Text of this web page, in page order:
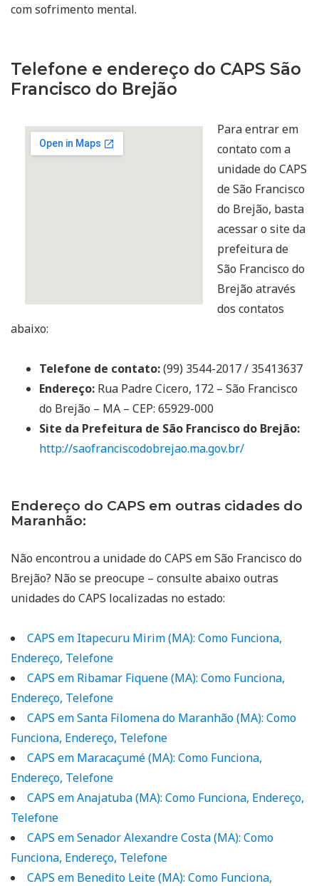
com sofrimento mental.
Telefone e endereço do CAPS São
Francisco do Brejão
Para entrar em
contato com a
unidade do CAPS
de São Francisco
do Brejão, basta
acessar o site da
prefeitura de
São Francisco do
Brejão através
dos contatos
abaixo:
Telefone de contato:(99) 3544-2017 / 35413637
Endereço: Rua Padre Cicero, 172 – São Francisco
do Brejão – MA – CEP: 65929-000
Site da Prefeitura de São Francisco do Brejão:
http://saofranciscodobrejao.ma.gov.br/
Endereço do CAPS em outras cidades do
Maranhão:
Não encontrou a unidade do CAPS em São Francisco do
Brejão? Não se preocupe – consulte abaixo outras
unidades do CAPS localizadas no estado:
CAPS em Itapecuru Mirim (MA): Como Funciona,
Endereço, Telefone
CAPS em Ribamar Fiquene (MA): Como Funciona,
Endereço, Telefone
CAPS em Santa Filomena do Maranhão (MA): Como
Funciona, Endereço, Telefone
CAPS em Maracaçumé (MA): Como Funciona,
Endereço, Telefone
CAPS em Anajatuba (MA): Como Funciona, Endereço,
Telefone
CAPS em Senador Alexandre Costa (MA): Como
Funciona, Endereço, Telefone
CAPS em Benedito Leite (MA): Como Funciona,